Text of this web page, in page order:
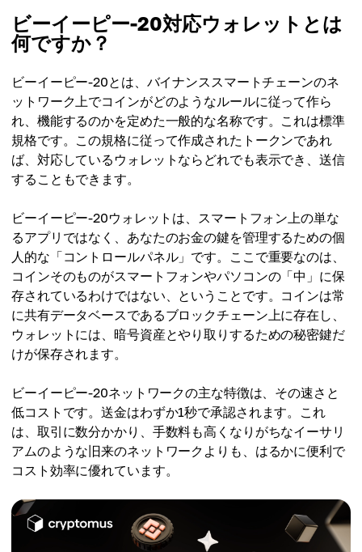
ビーイーピー-20対応ウォレットとは
何ですか？
ビーイーピー-20とは、バイナンススマートチェーンのネ
ットワーク上でコインがどのようなルールに従って作ら
れ、機能するのかを定めた一般的な名称です。これは標準
規格です。この規格に従って作成されたトークンであれ
ば、対応しているウォレットならどれでも表示でき、送信
することもできます。
ビーイーピー-20ウォレットは、スマートフォン上の単な
るアプリではなく、あなたのお金の鍵を管理するための個
人的な「コントロールパネル」です。ここで重要なのは、
コインそのものがスマートフォンやパソコンの「中」に保
存されているわけではない、ということです。コインは常
に共有データベースであるブロックチェーン上に存在し、
ウォレットには、暗号資産とやり取りするための秘密鍵だ
けが保存されます。
ビーイーピー-20ネットワークの主な特徴は、その速さと
低コストです。送金はわずか1秒で承認されます。これ
は、取引に数分かかり、手数料も高くなりがちなイーサリ
アムのような旧来のネットワークよりも、はるかに便利で
コスト効率に優れています。